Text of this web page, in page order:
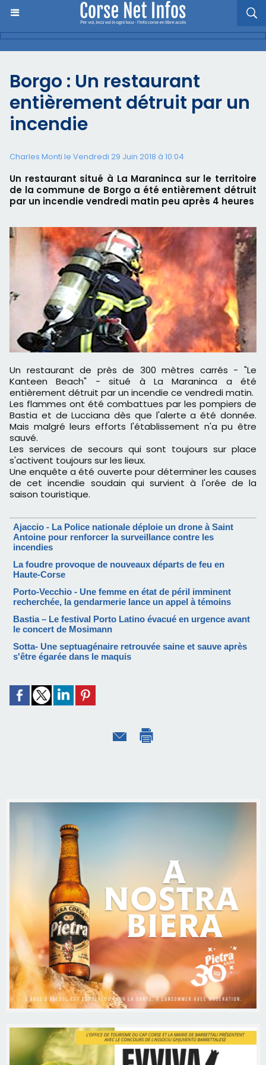
Borgo : Un restaurant
entièrement détruit par un
incendie
Charles Monti le Vendredi 29 Juin 2018 à 10:04
Un restaurant situé à La Maraninca sur le territoire
de la commune de Borgo a été entièrement détruit
par un incendie vendredi matin peu après 4 heures
Un restaurant de près de 300 mètres carrés - "Le
Kanteen Beach" - situé à La Maraninca a été
entièrement détruit par un incendie ce vendredi matin.
Les flammes ont été combattues par les pompiers de
Bastia et de Lucciana dès que l'alerte a été donnée.
Mais malgré leurs efforts l'établissement n'a pu être
sauvé.
Les services de secours qui sont toujours sur place
s'activent toujours sur les lieux.
Une enquête a été ouverte pour déterminer les causes
de cet incendie soudain qui survient à l'orée de la
saison touristique.
Ajaccio - La Police nationale déploie un drone à Saint
Antoine pour renforcer la surveillance contre les
incendies
La foudre provoque de nouveaux départs de feu en
Haute-Corse
Porto-Vecchio - Une femme en état de péril imminent
recherchée, la gendarmerie lance un appel à témoins
Bastia – Le festival Porto Latino évacué en urgence avant
le concert de Mosimann
Sotta- Une septuagénaire retrouvée saine et sauve après
s'être égarée dans le maquis